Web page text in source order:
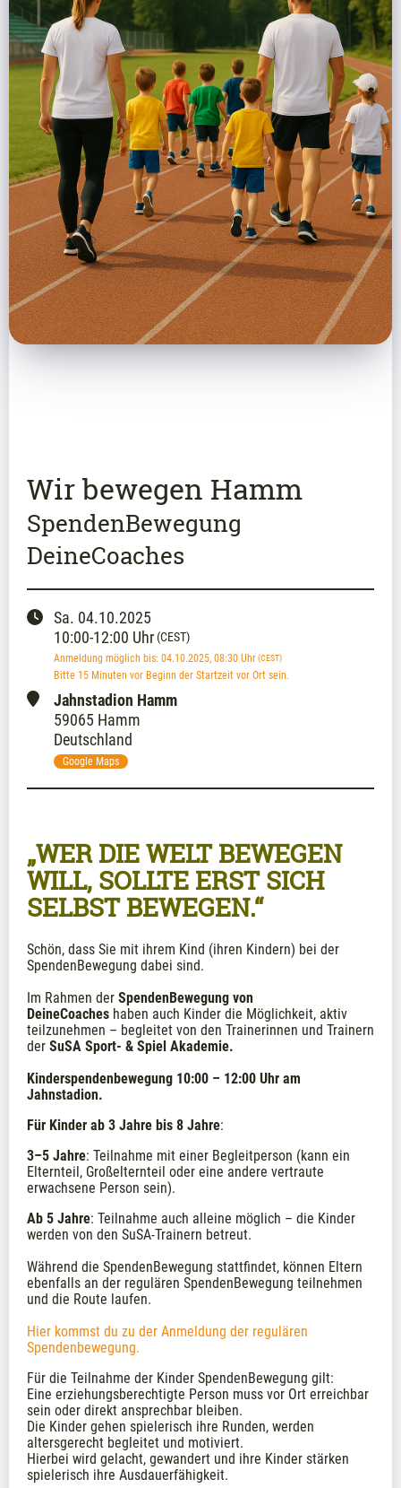
Wir bewegen Hamm
SpendenBewegung
DeineCoaches
Sa. 04.10.2025
10:00-12:00 Uhr (CEST)
Anmeldung möglich bis: 04.10.2025, 08:30 Uhr(CEST)
Bitte 15 Minuten vor Beginn der Startzeit vor Ort sein.
Jahnstadion Hamm
59065 Hamm
Deutschland
Google Maps
„WER DIE WELT BEWEGEN
WILL, SOLLTE ERST SICH
SELBST BEWEGEN.“
Schön, dass Sie mit ihrem Kind (ihren Kindern) bei der
SpendenBewegung dabei sind.
Im Rahmen der SpendenBewegung von
DeineCoaches haben auch Kinder die Möglichkeit, aktiv
teilzunehmen – begleitet von den Trainerinnen und Trainern
der SuSA Sport- & Spiel Akademie.
Kinderspendenbewegung 10:00 – 12:00 Uhr am
Jahnstadion.
Für Kinder ab 3 Jahre bis 8 Jahre:
3–5 Jahre: Teilnahme mit einer Begleitperson (kann ein
Elternteil, Großelternteil oder eine andere vertraute
erwachsene Person sein).
Ab 5 Jahre: Teilnahme auch alleine möglich – die Kinder
werden von den SuSA-Trainern betreut.
Während die SpendenBewegung stattfindet, können Eltern
ebenfalls an der regulären SpendenBewegung teilnehmen
und die Route laufen.
Hier kommst du zu der Anmeldung der regulären
Spendenbewegung.
Für die Teilnahme der Kinder SpendenBewegung gilt:
Eine erziehungsberechtigte Person muss vor Ort erreichbar
sein oder direkt ansprechbar bleiben.
Die Kinder gehen spielerisch ihre Runden, werden
altersgerecht begleitet und motiviert.
Hierbei wird gelacht, gewandert und ihre Kinder stärken
spielerisch ihre Ausdauerfähigkeit.